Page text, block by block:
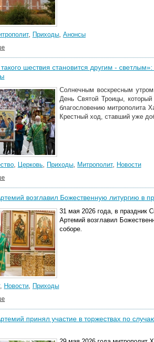
, Приходы, Анонсы
шествия становится другим -
Солнечным воскресным
День Святой Троицы,
благословению митрополита
Крестный ход, ставший уже
, Церковь, Приходы, Митрополит, Новости
возглавил Божественную литургию в
31 мая 2026 года, в праздник
Артемий возглавил
соборе.
, Новости, Приходы
принял участие в торжествах по